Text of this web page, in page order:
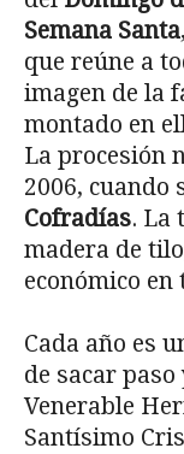
Semana Santa
que reúne a
imagen de la
montado en
La procesión
2006, cuando
Cofradías. La
madera de
económico en
Cada año es
de sacar
Venerable
Santísimo